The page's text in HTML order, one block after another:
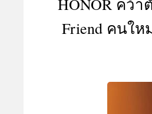
HONOR คว้า
Friend คนให